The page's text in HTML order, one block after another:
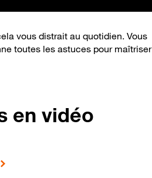
vous distrait au quotidien. Vous
toutes les astuces pour maîtriser
en vidéo